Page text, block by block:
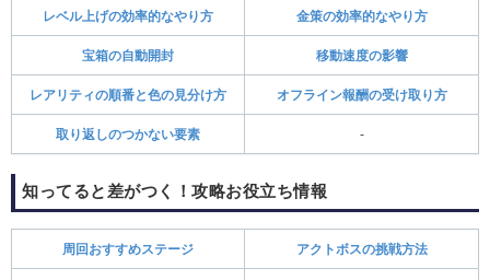
レベル上げの効率的なやり方 金策の効率的なやり方
宝箱の自動開封 移動速度の影響
レアリティの順番と色の見分け方 オフライン報酬の受け取り方
取り返しのつかない要素 -
知ってると差がつく！攻略お役立ち情報
周回おすすめステージ アクトボスの挑戦方法